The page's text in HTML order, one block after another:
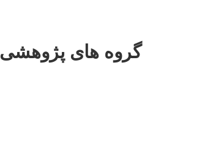
گروه های پژوهشی